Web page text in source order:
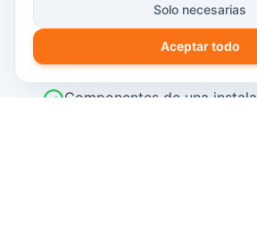
Ayudas y subvenciones
2026
Cálculo del retorno de
Componentes de una
Solo necesarias
Aceptar todo